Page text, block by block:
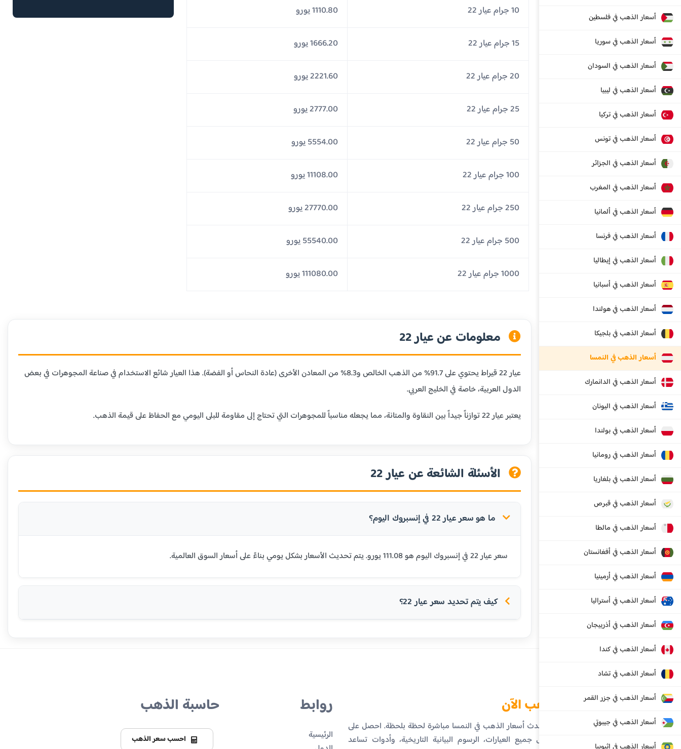
أسعار الذهب في فلسطين
أسعار الذهب في سوريا
أسعار الذهب في السودان
أسعار الذهب في ليبيا
أسعار الذهب في تركيا
أسعار الذهب في تونس
أسعار الذهب في الجزائر
أسعار الذهب في المغرب
أسعار الذهب في ألمانيا
أسعار الذهب في فرنسا
أسعار الذهب في إيطاليا
أسعار الذهب في أسبانيا
أسعار الذهب في هولندا
أسعار الذهب في بلجيكا
أسعار الذهب في النمسا
أسعار الذهب في الدانمارك
أسعار الذهب في اليونان
أسعار الذهب في بولندا
أسعار الذهب في رومانيا
أسعار الذهب في بلغاريا
أسعار الذهب في قبرص
أسعار الذهب في مالطا
أسعار الذهب في أفغانستان
أسعار الذهب في أرمينيا
أسعار الذهب في أستراليا
أسعار الذهب في أذربيجان
أسعار الذهب في كندا
أسعار الذهب في تشاد
أسعار الذهب في جزر القمر
أسعار الذهب في جيبوتي
10 جرام عيار 22 1110.80 يورو
15 جرام عيار 22 1666.20 يورو
20 جرام عيار 22 2221.60 يورو
25 جرام عيار 22 2777.00 يورو
50 جرام عيار 22 5554.00 يورو
100 جرام عيار 22 11108.00 يورو
250 جرام عيار 22 27770.00 يورو
500 جرام عيار 22 55540.00 يورو
1000 جرام عيار 22 111080.00 يورو
معلومات عن عيار 22
عيار 22 قيراط يحتوي على 91.7% من الذهب الخالص و8.3% من المعادن الأخرى (عادة النحاس أو الفضة). هذا العيار شائع الاستخدام في صناعة المجوهرات في بعض
الدول العربية، خاصة في الخليج العربي.
يعتبر عيار 22 توازناً جيداً بين النقاوة والمتانة، مما يجعله مناسباً للمجوهرات التي تحتاج إلى مقاومة للبلى اليومي مع الحفاظ على قيمة الذهب.
الأسئلة الشائعة عن عيار 22
ما هو سعر عيار 22 في إنسبروك اليوم؟
سعر عيار 22 في إنسبروك اليوم هو 111.08 يورو. يتم تحديث الأسعار بشكل يومي بناءً على أسعار السوق العالمية.
كيف يتم تحديد سعر عيار 22؟
الذهب الآن
تابع أحدث أسعار الذهب في النمسا مباشرة لحظة بلحظة. احصل على
تفاصيل جميع العيارات، الرسوم البيانية التاريخية، وأدوات تساعد
روابط
الرئيسية
حاسبة الذهب
احسب سعر الذهب